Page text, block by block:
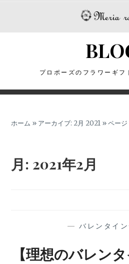
ス
プロポーズのフラワーギフ
ホーム » アーカイブ: 2月 2021 »ページ
月: 2021年2月
— バレンタイ
【理想のバレン